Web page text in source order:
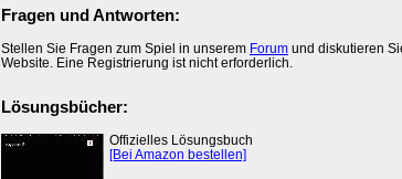
Fragen und Antworten:
Stellen Sie Fragen zum Spiel in unserem Forum und diskutieren
Website. Eine Registrierung ist nicht erforderlich.
Lösungsbücher:
Offizielles Lösungsbuch
[Bei Amazon bestellen]